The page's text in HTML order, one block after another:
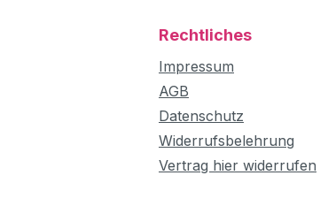
Rechtliches
Impressum
AGB
Datenschutz
Widerrufsbelehrung
Vertrag hier widerrufen